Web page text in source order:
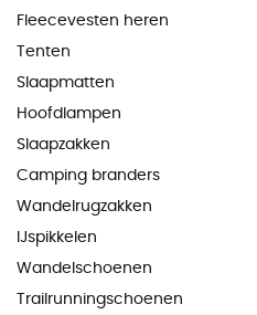
Fleecevesten heren
Tenten
Slaapmatten
Hoofdlampen
Slaapzakken
Camping branders
Wandelrugzakken
IJspikkelen
Wandelschoenen
Trailrunningschoenen